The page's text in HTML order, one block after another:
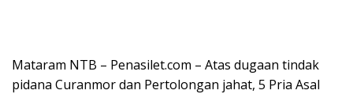
Mataram NTB – Penasilet.com – Atas dugaan tindak
pidana Curanmor dan Pertolongan jahat, 5 Pria Asal